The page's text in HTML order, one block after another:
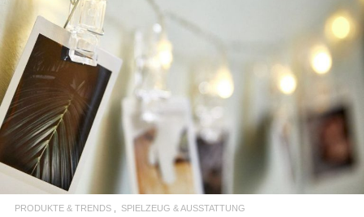
READ MORE
PRODUKTE & TRENDS SPIELZEUG & AUSSTATTUNG